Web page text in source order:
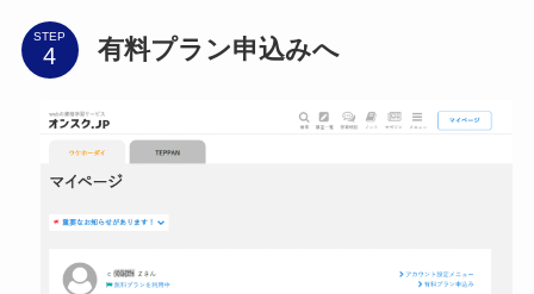
STEP 有料プラン申込みへ